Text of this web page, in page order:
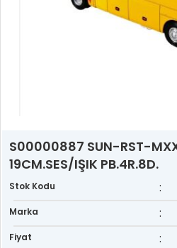
S00000887 SUN-RST-
19CM.SES/IŞIK PB.4R.8D.
Stok Kodu :
Marka :
Fiyat :